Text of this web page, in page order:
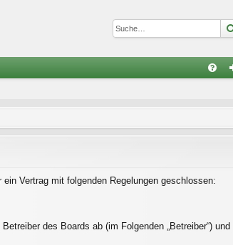
Vertrag mit folgenden Regelungen geschlossen:
des Boards ab (im Folgenden „Betreiber“) und